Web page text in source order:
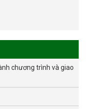
chương trình và giao